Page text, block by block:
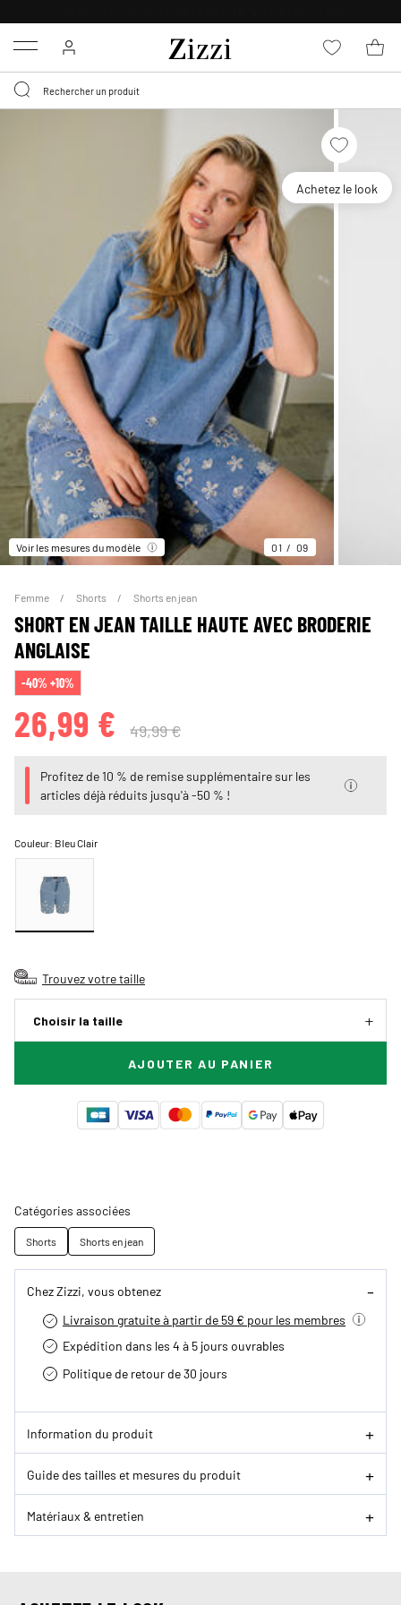
Menu
Achetez le look
Voir les mesures du modèle 01 09
Femme Shorts Shorts en jean
SHORT EN JEAN TAILLE HAUTE AVEC BRODERIE
ANGLAISE
-40% +10%
26,99 € 49,99 €
Profitez de 10 % de remise supplémentaire sur les
articles déjà réduits jusqu'à -50 % !
Couleur: Bleu Clair
Trouvez votre taille
Choisir la taille
AJOUTER AU PANIER
Catégories associées
Shorts Shorts en jean
Chez Zizzi, vous obtenez
Livraison gratuite à partir de 59 € pour les membres
Expédition dans les 4 à 5 jours ouvrables
Politique de retour de 30 jours
Information du produit
Guide des tailles et mesures du produit
Matériaux & entretien